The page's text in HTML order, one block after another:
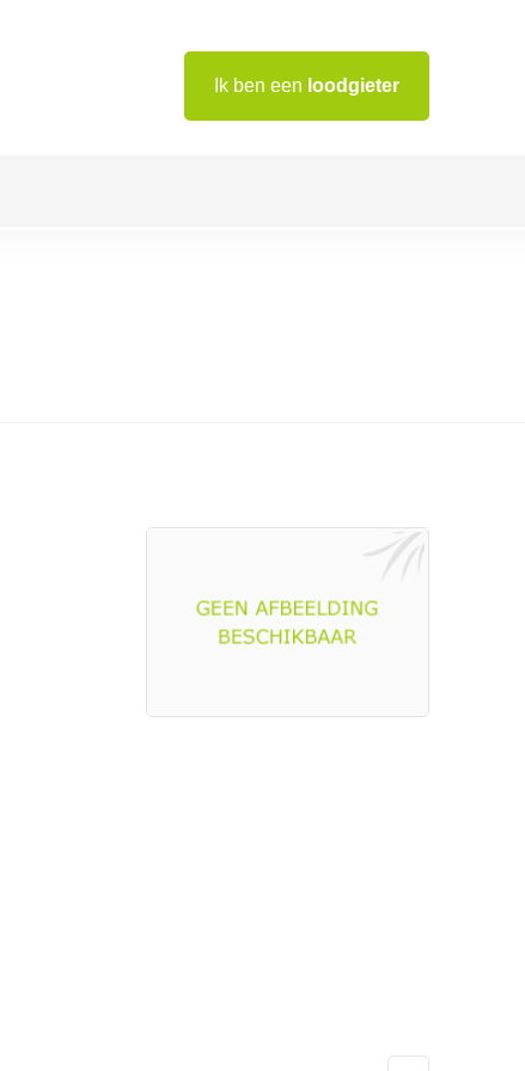
Ik ben een loodgieter